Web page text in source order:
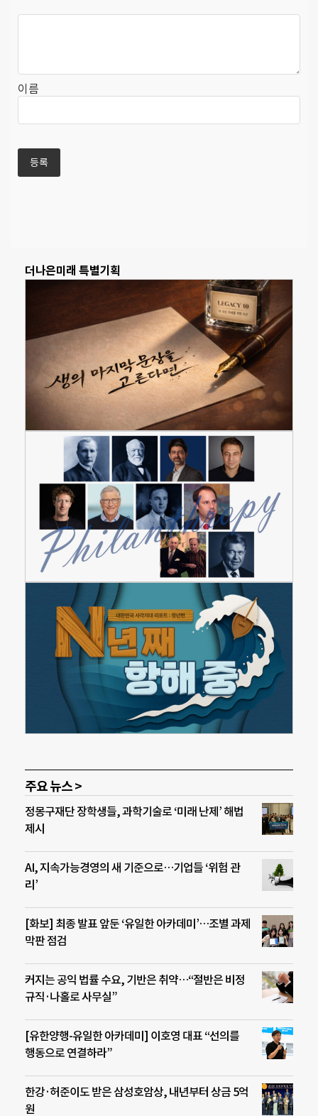
이름
더나은미래 특별기획
주요 뉴스 >
정몽구재단 장학생들, 과학기술로 ‘미래 난제’ 해법
제시
AI, 지속가능경영의 새 기준으로…기업들 ‘위험 관
리’
[화보] 최종 발표 앞둔 ‘유일한 아카데미’…조별 과제
막판 점검
커지는 공익 법률 수요, 기반은 취약…“절반은 비정
규직·나홀로 사무실”
[유한양행-유일한 아카데미] 이호영 대표 “선의를
행동으로 연결하라”
한강·허준이도 받은 삼성호암상, 내년부터 상금 5억
원